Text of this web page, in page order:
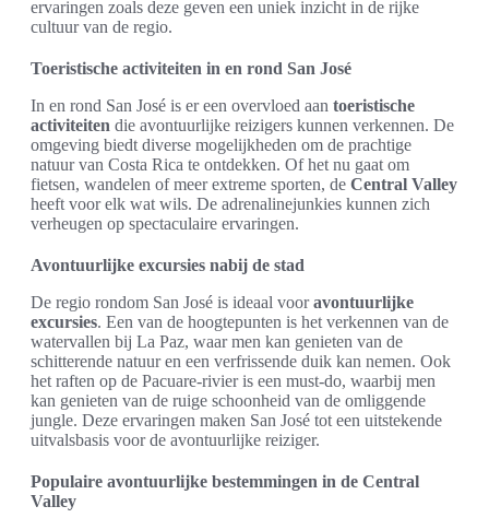
ervaringen zoals deze geven een uniek inzicht in de rijke
cultuur van de regio.
Toeristische activiteiten in en rond San José
In en rond San José is er een overvloed aan toeristische
activiteiten die avontuurlijke reizigers kunnen verkennen. De
omgeving biedt diverse mogelijkheden om de prachtige
natuur van Costa Rica te ontdekken. Of het nu gaat om
fietsen, wandelen of meer extreme sporten, de Central Valley
heeft voor elk wat wils. De adrenalinejunkies kunnen zich
verheugen op spectaculaire ervaringen.
Avontuurlijke excursies nabij de stad
De regio rondom San José is ideaal vooravontuurlijke
excursies. Een van de hoogtepunten is het verkennen van de
watervallen bij La Paz, waar men kan genieten van de
schitterende natuur en een verfrissende duik kan nemen. Ook
het raften op de Pacuare-rivier is een must-do, waarbij men
kan genieten van de ruige schoonheid van de omliggende
jungle. Deze ervaringen maken San José tot een uitstekende
uitvalsbasis voor de avontuurlijke reiziger.
Populaire avontuurlijke bestemmingen in de Central
Valley